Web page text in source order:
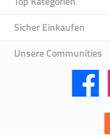
Sicher Einkaufen
Unsere Communities
Facebook